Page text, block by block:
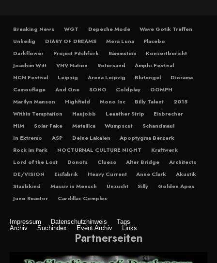
Breaking News WGT Depeche Mode
Wave Gotik Treffen
Unheilig
DIARY OF DREAMS Mera Luna
Placebo
Darkflower
Project Pitchfork Rammstein
Konzertbericht
Joachim Witt
VNV Nation Rotersand
Amphi-Festival
NCN Festival
Leipzig Arena Leipzig Blutengel
Diorama
Camouflage
And One SONO Coldplay
OOMPH
Marilyn Manson
Highfield Mono Inc Billy Talent
2015
Within Temptation
Haujobb Leaether Strip
Eisbrecher
HIM
Solar Fake Metallica Wumpscut
Schandmaul
In Extremo
ASP Deine Lakaien
Apoptygma Berzerk
Rock im Park
NOCTURNAL CULTURE NIGHT
Kraftwerk
Lord of the Lost
Donots Clueso Alter Bridge
Architects
DE/VISION
Eisfabrik Heavy Current Anne Clark
Akustik
Staubkind
Massiv in Mensch Unzucht Silly
Golden Apes
Juno Reactor
Cardillac Complex
Impressum Datenschutzhinweis
Tags
Archiv
Suchindex Event Archiv Links
Partnerseiten